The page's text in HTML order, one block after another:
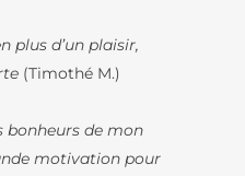
plus d’un plaisir,
(Timothé M.)
bonheurs de mon
motivation pour